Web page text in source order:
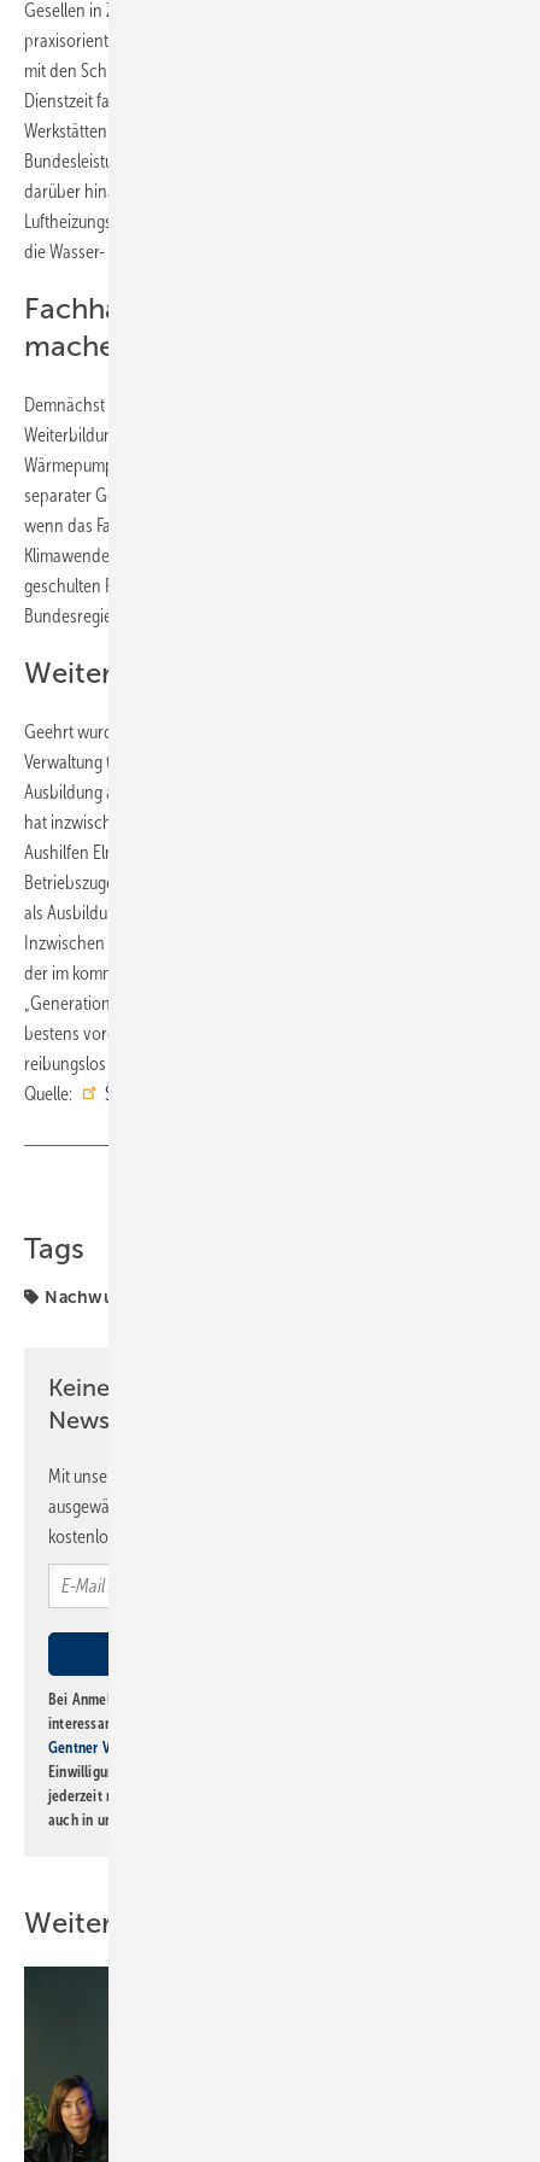
Gesellen in Zusammenarbeit mit der Arbeitsagentur sowie
praxisorientierte Berufsorientierung mit Schülern in Zusammenarbeit
mit den Schulen waren sein besonderes Tätigkeitsfeld. In seine
Dienstzeit fallen auch die Errichtung des Innungsgebäudes mit
Werkstätten und Schulungsräumen sowie die Ernennung zum
Bundesleistungszentrum für die SHK-Berufe. Seit 2009 leitet Bock
darüber hinaus die Geschicke der Unterfränkischen Kachelofen- und
Luftheizungsbauer-Innung, für die er überregional Weiterbildungen für
die Wasser- und Gastechnik im OL-Handwerk durchführt.
Fachhandwerk fit für Wärmepumpen
machen
Demnächst beginnen auch die zusätzlichen
Weiterbildungsmaßnahmen für den Einbau und Betrieb von
Wärmepumpen für die Fachbetriebe. Dafür wurde bereits extra ein
separater Gebäudetrakt erstellt, der demnächst bezogen wird. Nur
wenn das Fachhandwerk fit ist für die neue Technik, kann für die
Klimawende auch aktiv etwas getan werden! – Nur durch den
geschulten Fachhandwerker können auch die ehrgeizigen Ziele der
Bundesregierung umgesetzt werden!
Weitere Ehrungen
Geehrt wurden auch Christine Bock, die bereits seit 25 Jahren in der
Verwaltung tätig ist. Andrea Beer begann vor 15 Jahren ihre
Ausbildung als Bürokauffrau, wurde anschließend übernommen und
hat inzwischen die Büroleitung inne. Geehrt wurden auch die
Aushilfen Elmar Heusinger für 10 Jahre und Hermann Metz für 5 Jahre
Betriebszugehörigkeit. Ebenso vor 10 Jahren begann Stefan Köppe
als Ausbildungsmeister SHK seine Tätigkeit in der SHK-Innung.
Inzwischen leitet er die Geschäftsstelle gemeinsam mit Josef Bock,
der im kommenden Jahr in Rente gehen will. Somit ist für den
„Generationenwechsel“ im SHK-Bildungszentrum in Schweinfurt
bestens vorgesorgt, damit der Schulungsbetrieb auch in Zukunft
reibungslos laufen kann.
Quelle:
SHK-Innung Schweinfurt
Tags
Nachwuchskräfte
Keine Zeit? Kein Problem mit dem SBZ
Newsletter!
Mit unserem Newsletter erhalten Sie regelmäßig von uns
ausgewählte Informationen und Neuigkeiten, gebündelt und
kostenlos direkt ins Postfach.
Bei Anmeldung zu diesem Newsletter bin ich damit einverstanden, über
interessante Verlags- und Online-Angebote
Gentner Verlag GmbH & Co. KG
Einwilligung kann ich jederzeit widerrufen und eine Abmeldung ist
jederzeit möglich. Informationen zum Umgang mit Daten finden Sie
auch in unserer
Weitere Inhalte